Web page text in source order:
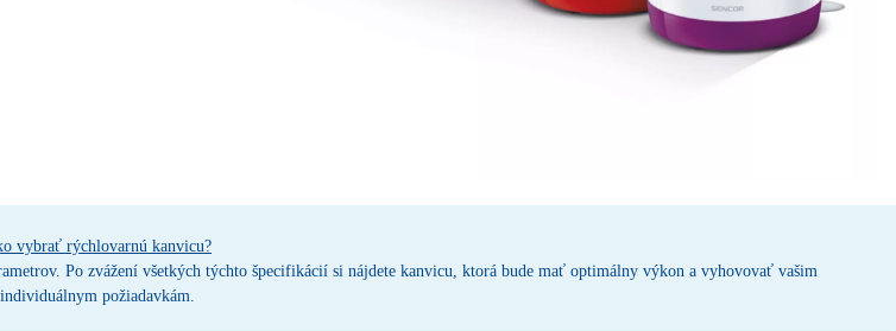
vybrať rýchlovarnú kanvicu?
Po zvážení všetkých týchto špecifikácií si nájdete kanvicu, ktorá bude mať optimálny výkon a vyhovovať vašim
individuálnym požiadavkám.